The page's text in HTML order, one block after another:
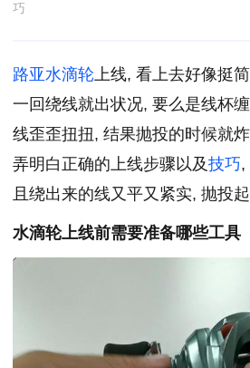
巧
路亚水滴轮上线, 看上去好像挺
一回绕线就出状况, 要么是线杯
线歪歪扭扭, 结果抛投的时候就
弄明白正确的上线步骤以及技巧,
且绕出来的线又平又紧实, 抛投起
水滴轮上线前需要准备哪些工具